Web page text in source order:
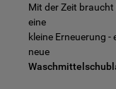
Mit der Zeit
eine
kleine Erneuerung -
neue